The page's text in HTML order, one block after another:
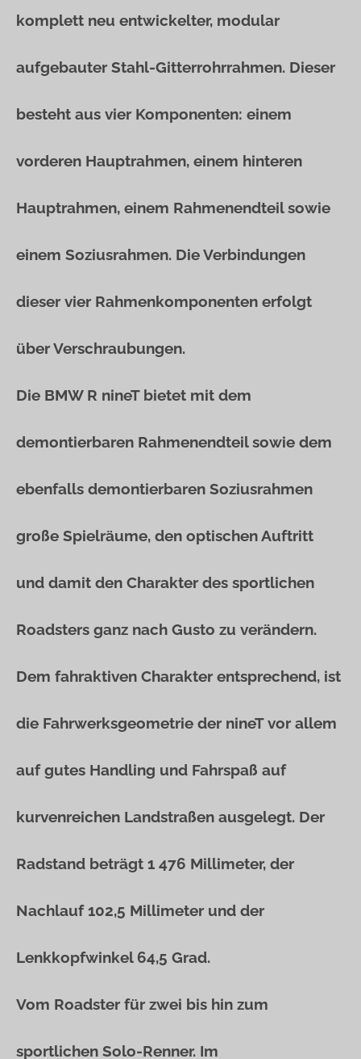
komplett neu entwickelter, modular
aufgebauter Stahl-Gitterrohrrahmen. Dieser
besteht aus vier Komponenten: einem
vorderen Hauptrahmen, einem hinteren
Hauptrahmen, einem Rahmenendteil sowie
einem Soziusrahmen. Die Verbindungen
dieser vier Rahmenkomponenten erfolgt
über Verschraubungen.
Die BMW R nineT bietet mit dem
demontierbaren Rahmenendteil sowie dem
ebenfalls demontierbaren Soziusrahmen
große Spielräume, den optischen Auftritt
und damit den Charakter des sportlichen
Roadsters ganz nach Gusto zu verändern.
Dem fahraktiven Charakter entsprechend, ist
die Fahrwerksgeometrie der nineT vor allem
auf gutes Handling und Fahrspaß auf
kurvenreichen Landstraßen ausgelegt. Der
Radstand beträgt 1 476 Millimeter, der
Nachlauf 102,5 Millimeter und der
Lenkkopfwinkel 64,5 Grad.
Vom Roadster für zwei bis hin zum
sportlichen Solo-Renner. Im